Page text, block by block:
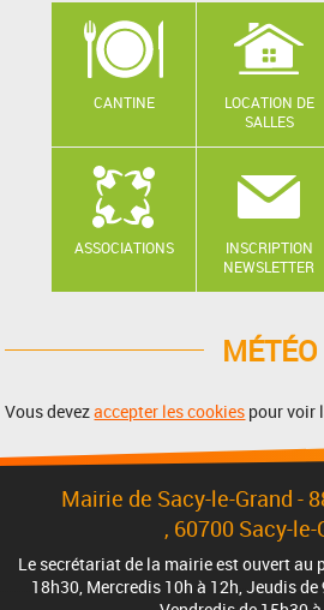
CANTINE
LOCATION DE
SALLES
ASSOCIATIONS
INSCRIPTION
NEWSLETTER
MÉTÉO
Vous devezaccepter les cookies pour voir
Mairie de Sacy-le-Grand -
, 60700 Sacy-le-
Le secrétariat de la mairie est ouvert au
18h30, Mercredis 10h à 12h, Jeudis de